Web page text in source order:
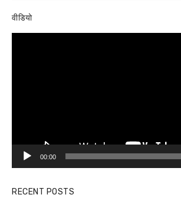
वीडियो
00:00
RECENT POSTS